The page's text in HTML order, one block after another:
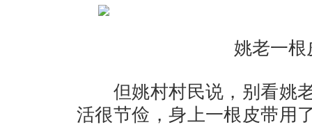
姚老一根
但姚村村民说，别看姚老
活很节俭，身上一根皮带用